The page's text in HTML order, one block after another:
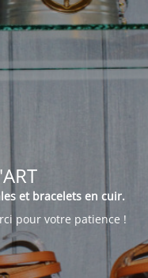
et bracelets en cuir.
pour votre patience !